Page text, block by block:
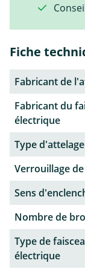
Fiche
Fabricant de
Fabricant du
électrique
Type d'attelage
Verrouillage
Sens
Nombre de
Type de
électrique